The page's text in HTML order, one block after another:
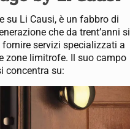
su Li Causi, è un fabbro di
che da trent’anni si
servizi specializzati a
zone limitrofe. Il suo campo
concentra su: